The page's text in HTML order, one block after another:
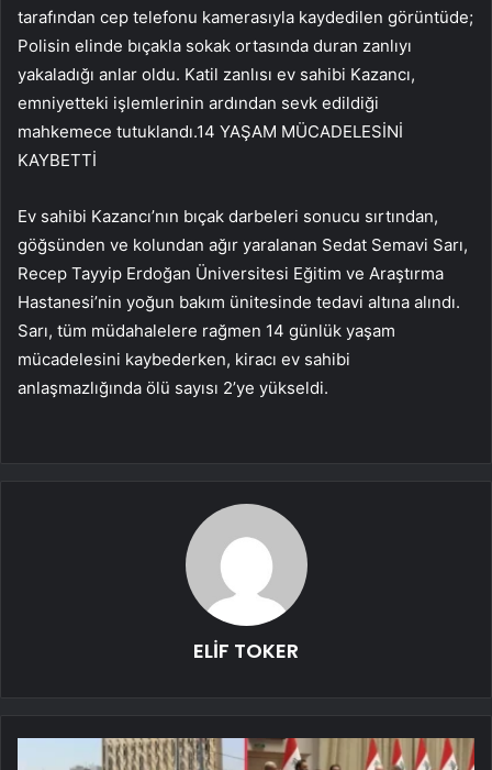
tarafından cep telefonu kamerasıyla kaydedilen görüntüde;
Polisin elinde bıçakla sokak ortasında duran zanlıyı
yakaladığı anlar oldu. Katil zanlısı ev sahibi Kazancı,
emniyetteki işlemlerinin ardından sevk edildiği
mahkemece tutuklandı.14 YAŞAM MÜCADELESİNİ
KAYBETTİ
Ev sahibi Kazancı’nın bıçak darbeleri sonucu sırtından,
göğsünden ve kolundan ağır yaralanan Sedat Semavi Sarı,
Recep Tayyip Erdoğan Üniversitesi Eğitim ve Araştırma
Hastanesi’nin yoğun bakım ünitesinde tedavi altına alındı.
Sarı, tüm müdahalelere rağmen 14 günlük yaşam
mücadelesini kaybederken, kiracı ev sahibi
anlaşmazlığında ölü sayısı 2’ye yükseldi.
ELİF TOKER